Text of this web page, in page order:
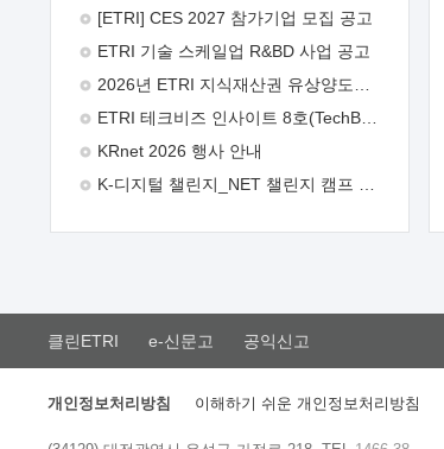
주시기 바랍니다. 2026년 8월
추진목적: ETRI 인력을 기업현장에 파견.
기술지원을 실시함으로써 ETRI 개발기술의
극대화하고, 지원기업을 강견기업으로
육성하고자 함.  신청자격: ETRI
ETRI 창업/연구소기업, 기술이전/출자기업
(2 ~ 3년차) 연봉의 40%  추진일정(1)
희망기업 신청/접수(2)희망인력-희망기업
매칭(3)현장조사/ 선정(심의)(4)협약체결
26일 9월초순 9월 중순 10월 이후*
[ETRI] CES 2027 참가기업 모집 공고
ETRI 기술 스케일업 R&BD 사업 공고
ETRI 테크비즈 인사이트 8호(TechBiz Insight Vol.8) 발간
KRnet 2026 행사 안내
클린ETRI e-신문고 공익신고
개인정보처리방침 이해하기 쉬운 개인정보처리방침